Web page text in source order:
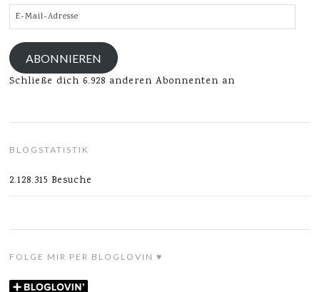
E-
Mail-
Adresse
ABONNIEREN
Schließe dich 6.928 anderen Abonnenten an
BLOGSTATISTIK
2.128.315 Besuche
FOLGE MIR PER BLOGLOVIN ♥